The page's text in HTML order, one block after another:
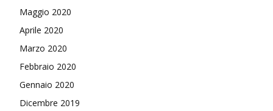
Maggio 2020
Aprile 2020
Marzo 2020
Febbraio 2020
Gennaio 2020
Dicembre 2019